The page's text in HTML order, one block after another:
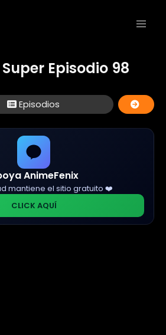
Episodio 98
Episodios
AnimeFenix
mantiene el sitio gratuito ❤️
CLICK AQUÍ